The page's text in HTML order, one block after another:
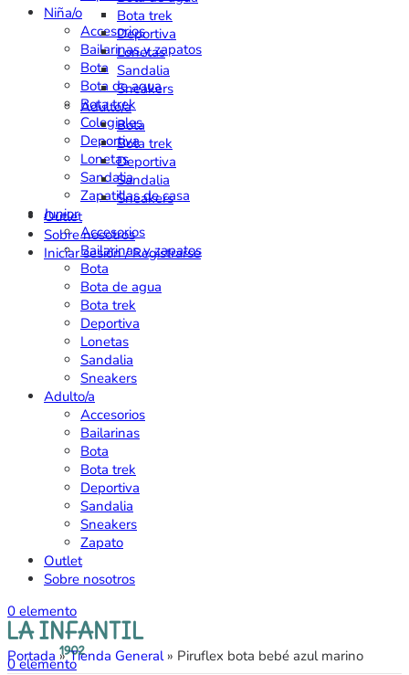
Niña/o
Accesorios
Bailarinas y zapatos
Bota
Bota de agua
Bota trek
Colegiales
Deportiva
Lonetas
Sandalia
Zapatillas de casa
Junior
Accesorios
Bailarinas y zapatos
Bota
Bota de agua
Bota trek
Deportiva
Lonetas
Sandalia
Sneakers
Adulto/a
Accesorios
Bailarinas
Bota
Bota trek
Deportiva
Sandalia
Sneakers
Zapato
Outlet
Sobre nosotros
0 elemento
0elemento
Portada »Tienda General» Piruflex bota bebé azul marino
Bota trek
Deportiva
Lonetas
Sandalia
Sneakers
Adulto/a
Bota
Bota trek
Deportiva
Sandalia
Sneakers
Outlet
Sobre nosotros
Iniciar sesión / Registrarse